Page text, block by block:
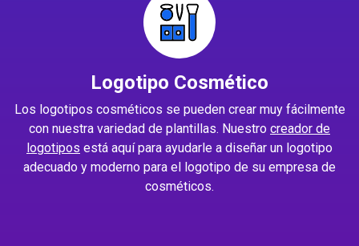
Logotipo Cosmético
Los logotipos cosméticos se pueden crear muy fácilmente
con nuestra variedad de plantillas. Nuestro creador de
logotipos está aquí para ayudarle a diseñar un logotipo
adecuado y moderno para el logotipo de su empresa de
cosméticos.